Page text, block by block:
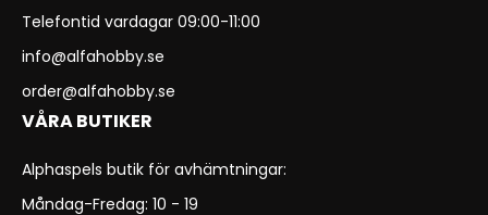
Telefontid vardagar 09:00-11:00
info@alfahobby.se
order@alfahobby.se
VÅRA BUTIKER
Alphaspels butik för avhämtningar:
Måndag-Fredag: 10 - 19